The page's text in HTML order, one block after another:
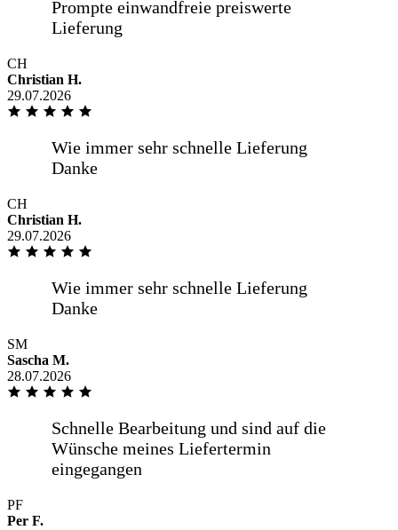
CH
Christian H.
29.07.2026
CH
Christian H.
29.07.2026
SM
Sascha M.
28.07.2026
PF
Per F.
Kompetent freundlich
Von der Bestellung bis zur Lieferung,
war alles Wunderbar. Gerne wieder...
Alles bestens, gerne wieder.
Sehr zügige Lieferung, Sehr gute
Alles bestens